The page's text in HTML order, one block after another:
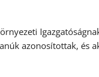
azonosítottak, és